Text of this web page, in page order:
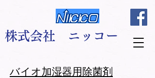
​株式会社 ニッコー
​バイオ加湿器用除菌剤